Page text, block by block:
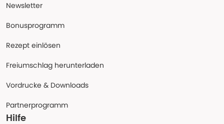
Newsletter
Bonusprogramm
Rezept einlösen
Freiumschlag herunterladen
Vordrucke & Downloads
Partnerprogramm
Hilfe